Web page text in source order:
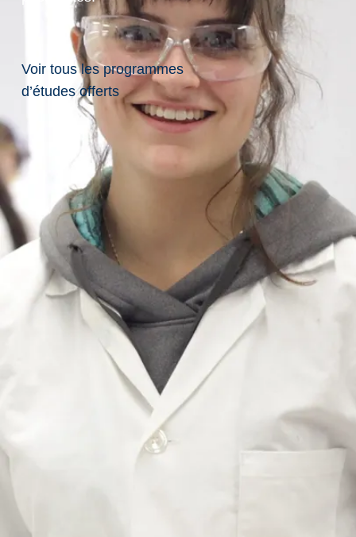
Voir tous les programmes
d’études offerts
utiles
Soutien
Counselling
705-673-6506
counselling@laurentienne.ca
Deuxième étage, Édifice Parker
Cliquez ici pour plus d'informations sur
counselling